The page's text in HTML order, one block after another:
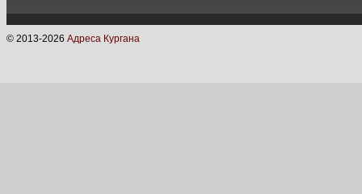
© 2013-2026 Адреса Кургана